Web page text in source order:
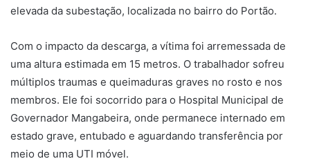
elevada da subestação, localizada no bairro do Portão.
Com o impacto da descarga, a vítima foi arremessada de
uma altura estimada em 15 metros. O trabalhador sofreu
múltiplos traumas e queimaduras graves no rosto e nos
membros. Ele foi socorrido para o Hospital Municipal de
Governador Mangabeira, onde permanece internado em
estado grave, entubado e aguardando transferência por
meio de uma UTI móvel.